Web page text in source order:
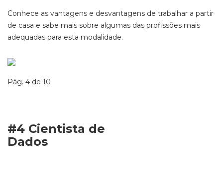
Conhece as vantagens e desvantagens de trabalhar a partir
de casa e sabe mais sobre algumas das profissões mais
adequadas para esta modalidade.
Pág. 4 de 10
#4 Cientista de